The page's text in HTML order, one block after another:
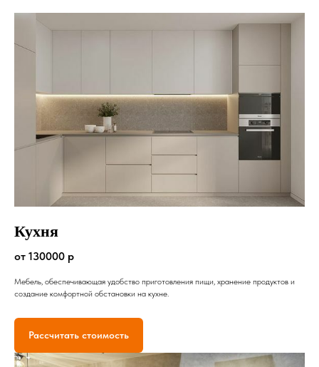
Кухня
от 130000 р
Мебель, обеспечивающая удобство приготовления пищи, хранение продуктов и
создание комфортной обстановки на кухне.
Рассчитать стоимость